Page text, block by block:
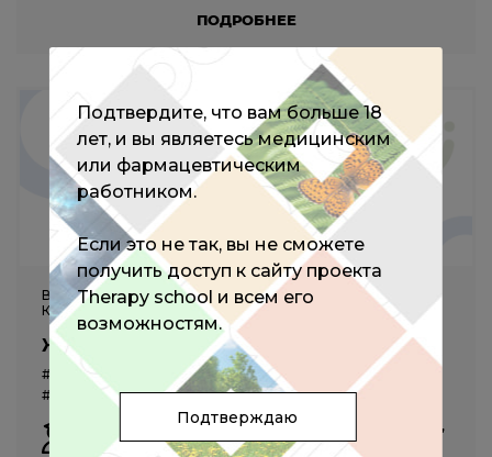
ПОДРОБНЕЕ
ВСЕРОССИЙСКАЯ НАУЧНО-ПРАКТИЧЕСКАЯ
КОНФЕРЕНЦИЯ
Жизнь с сахарным диабетом от 0 до 100
#эндокринология #диабетология #терапия #воп
#педиатрия
Вагапова Г.Р., Гурова О.Ю.,
Гурьева И.В.,
Гусенбекова Д.Г.и другие
Подтвердите, что вам больше 18
лет, и вы являетесь медицинским
или фармацевтическим
работником.
Если это не так, вы не сможете
получить доступ к сайту проекта
Therapy school и всем его
возможностям.
Подтверждаю